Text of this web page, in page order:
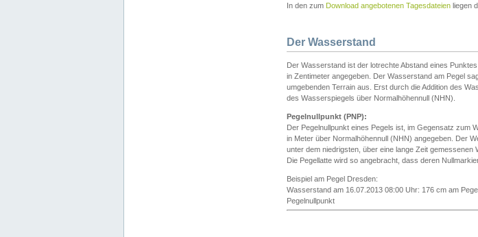
In den zum Download angebotenen Tagesdateien liegen
Der Wasserstand
Der Wasserstand ist der lotrechte Abstand eines
in Zentimeter angegeben. Der Wasserstand am Pegel
umgebenden Terrain aus. Erst durch die Addition des
des Wasserspiegels über Normalhöhennull (NHN).
Pegelnullpunkt (PNP):
Der Pegelnullpunkt eines Pegels ist, im Gegensatz zum
in Meter über Normalhöhennull (NHN) angegeben. Der
unter dem niedrigsten, über eine lange Zeit gemessenen
Die Pegellatte wird so angebracht, dass deren
Beispiel am Pegel Dresden:
Wasserstand am 16.07.2013 08:00 Uhr: 176 cm am
Pegelnullpunkt